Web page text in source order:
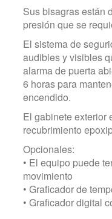
Sus bisagras están
presión que se
El sistema de
audibles y visibles
alarma de puerta
6 horas para
encendido.
El gabinete exterior
recubrimiento
Opcionales:
• El equipo puede
movimiento
• Graficador de
• Graficador digital